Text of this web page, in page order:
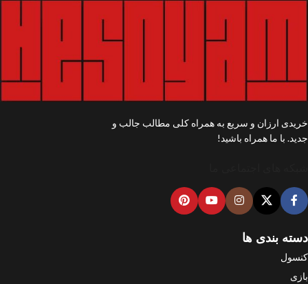
خریدی ارزان و سریع به همراه کلی مطالب جالب و
جدید. با ما همراه باشید!
دسته بندی ها
کنسول
بازی